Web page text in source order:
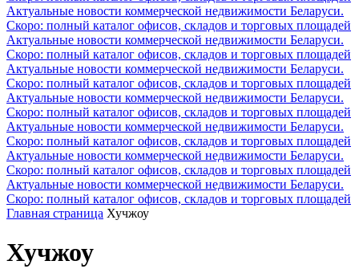
Актуальные новости коммерческой недвижимости Беларуси.
Скоро: полный каталог офисов, складов и торговых площадей
Актуальные новости коммерческой недвижимости Беларуси.
Скоро: полный каталог офисов, складов и торговых площадей
Актуальные новости коммерческой недвижимости Беларуси.
Скоро: полный каталог офисов, складов и торговых площадей
Актуальные новости коммерческой недвижимости Беларуси.
Скоро: полный каталог офисов, складов и торговых площадей
Актуальные новости коммерческой недвижимости Беларуси.
Скоро: полный каталог офисов, складов и торговых площадей
Актуальные новости коммерческой недвижимости Беларуси.
Скоро: полный каталог офисов, складов и торговых площадей
Актуальные новости коммерческой недвижимости Беларуси.
Скоро: полный каталог офисов, складов и торговых площадей
Главная страница Хучжоу
Хучжоу